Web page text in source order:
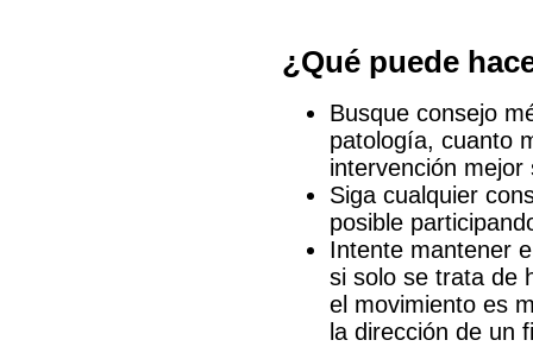
¿Qué puede
Busque consejo
patología, cuanto
intervención
Siga cualquier
posible
Intente mantener
si solo se trata de
el movimiento es
la dirección de un